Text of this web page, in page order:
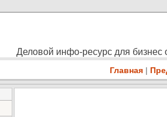
Деловой инфо-ресурс для бизнес
Главная |